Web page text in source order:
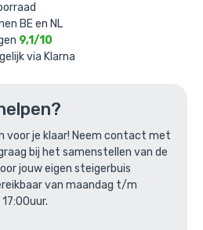
BE en NL
9,1/10
via Klarna
voor je klaar! Neem contact met
bij het samenstellen van de
jouw eigen steigerbuis
van maandag t/m
met rem en
diameter-E / 48,3
/ stuk